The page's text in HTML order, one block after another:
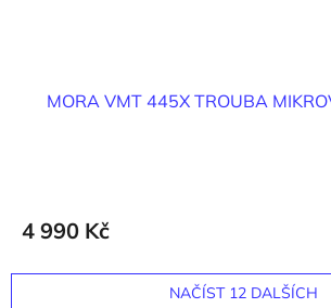
MORA VMT 445X TROUBA
4 990 Kč
NAČÍST 12 DALŠÍCH